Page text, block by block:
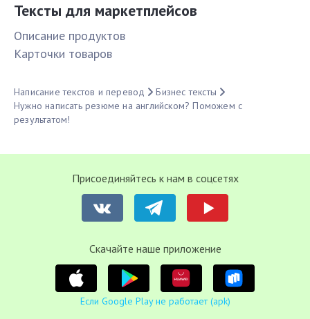
Тексты для маркетплейсов
Описание продуктов
Карточки товаров
Написание текстов и перевод
Бизнес тексты
Нужно написать резюме на английском? Поможем с
результатом!
Присоединяйтесь к нам в соцсетях
Cкачайте наше приложение
Если Google Play не работает (apk)